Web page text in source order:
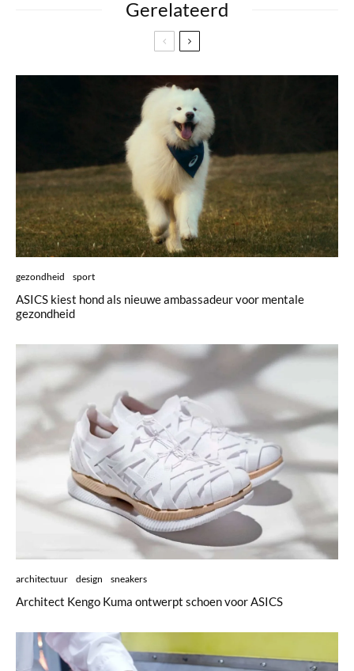
Gerelateerd
gezondheid sport
ASICS kiest hond als nieuwe ambassadeur voor mentale
gezondheid
architectuur design sneakers
Architect Kengo Kuma ontwerpt schoen voor ASICS